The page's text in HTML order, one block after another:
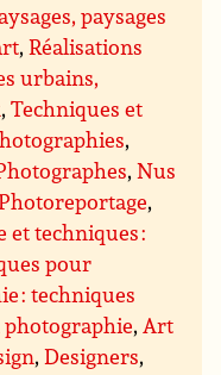
paysages
,Réalisations
urbains,
,Techniques et
,
,Nus
,
techniques :
pour
: techniques
,Art
,Designers,